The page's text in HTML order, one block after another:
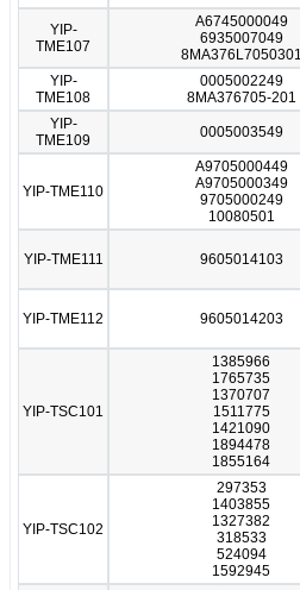
YIP-
TME107
A6745000049
6935007049
8MA376L7050301
YIP-
TME108
0005002249
8MA376705-201
YIP-
TME109
0005003549
YIP-TME110
A9705000449
A9705000349
9705000249
10080501
YIP-TME111 9605014103
YIP-TME112 9605014203
YIP-TSC101
1385966
1765735
1370707
1511775
1421090
1894478
1855164
YIP-TSC102
297353
1403855
1327382
318533
524094
1592945